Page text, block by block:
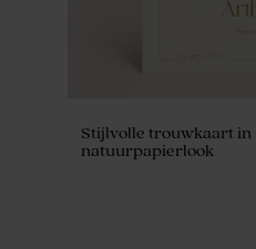
Stijlvolle trouwkaart in
natuurpapierlook